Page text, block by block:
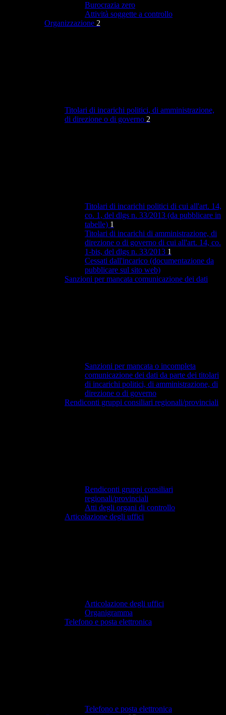
Burocrazia zero
Attività soggette a controllo
Organizzazione 2
Titolari di incarichi politici, di amministrazione,
di direzione o di governo 2
Titolari di incarichi politici di cui all'art. 14,
co. 1, del dlgs n. 33/2013 (da pubblicare in
tabelle) 1
Titolari di incarichi di amministrazione, di
direzione o di governo di cui all'art. 14, co.
1-bis, del dlgs n. 33/2013 1
Cessati dall'incarico (documentazione da
pubblicare sul sito web)
Sanzioni per mancata comunicazione dei dati
Sanzioni per mancata o incompleta
comunicazione dei dati da parte dei titolari
di incarichi politici, di amministrazione, di
direzione o di governo
Rendiconti gruppi consiliari regionali/provinciali
Rendiconti gruppi consiliari
regionali/provinciali
Atti degli organi di controllo
Articolazione degli uffici
Articolazione degli uffici
Organigramma
Telefono e posta elettronica
Telefono e posta elettronica